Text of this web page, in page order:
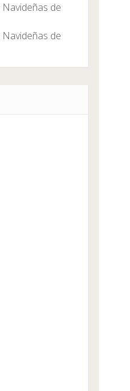
Navideñas de
Navideñas de